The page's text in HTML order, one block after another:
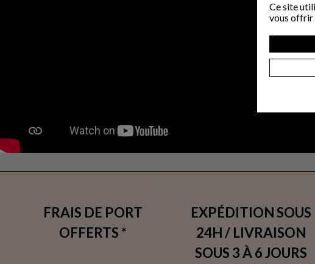
Ce site
vous offrir
FRAIS DE PORT
OFFERTS *
EXPÉDITION SOUS
24H / LIVRAISON
SOUS 3 À 6 JOURS